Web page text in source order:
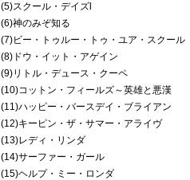
(5)スクール・デイズl
(6)神のみぞ知る
(7)ビー・トゥルー・トゥ・ユア・スクール
(8)ドウ・イット・アゲイン
(9)リトル・デュース・クーペ
(10)コットン・フィールズ～英雄と悪漢
(11)ハッピー・バースデイ・ブライアン
(12)キーピン・ザ・サマー・アライヴ
(13)レディ・リンダ
(14)サーファー・ガール
(15)ヘルプ・ミー・ロンダ